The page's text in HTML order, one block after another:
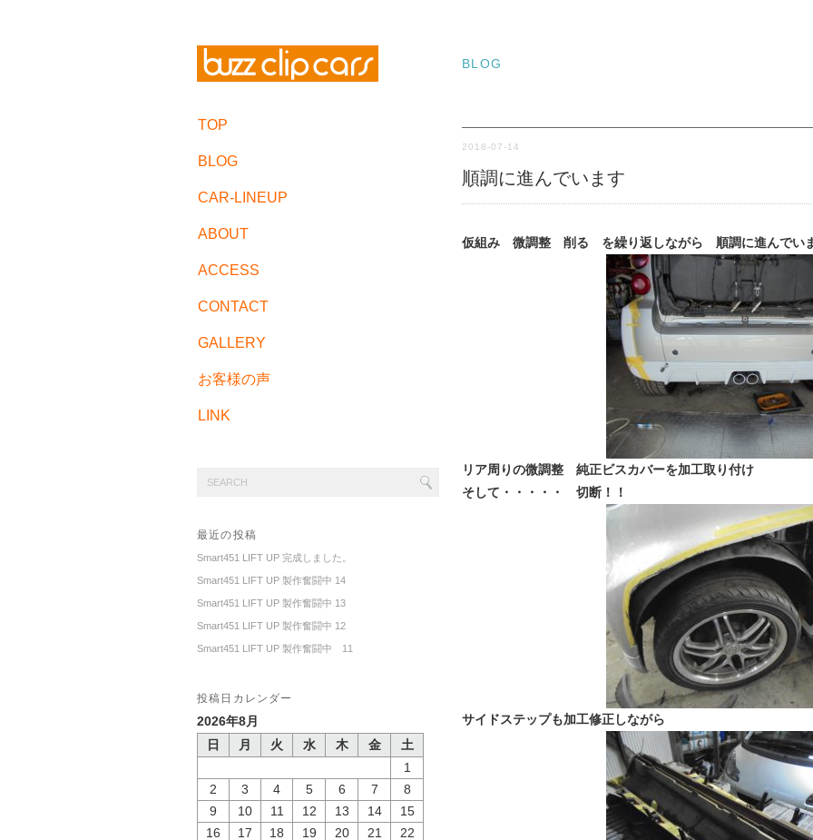
TOP
BLOG
CAR-LINEUP
ABOUT
ACCESS
CONTACT
GALLERY
お客様の声
LINK
最近の投稿
Smart451 LIFT UP 完成しました。
Smart451 LIFT UP 製作奮闘中 14
Smart451 LIFT UP 製作奮闘中 13
Smart451 LIFT UP 製作奮闘中 12
Smart451 LIFT UP 製作奮闘中 11
投稿日カレンダー
2026年8月
日
月 火 水 木 金
土
1
2
3 4 5 6 7
8
9
10 11 12 13 14
15
16
17 18 19 20 21
22
BLOG
2018-07-14
順調に進んでいます
仮組み 微調整 削る を繰り返しながら 順調に進んでい
リア周りの微調整 純正ビスカバーを加工取り付け
そして・・・・・ 切断！！
サイドステップも加工修正しながら